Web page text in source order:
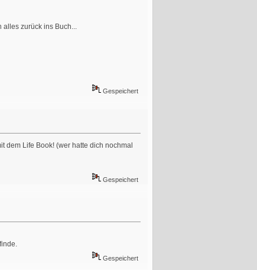
alles zurück ins Buch...
Gespeichert
dem Life Book! (wer hatte dich nochmal
Gespeichert
Gespeichert